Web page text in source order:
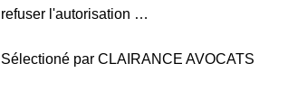
refuser l'autorisation …
Sélectioné par CLAIRANCE AVOCATS